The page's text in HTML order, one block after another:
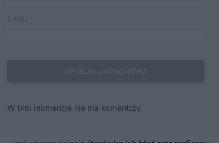
W tym momencie nie ma komentrzy.